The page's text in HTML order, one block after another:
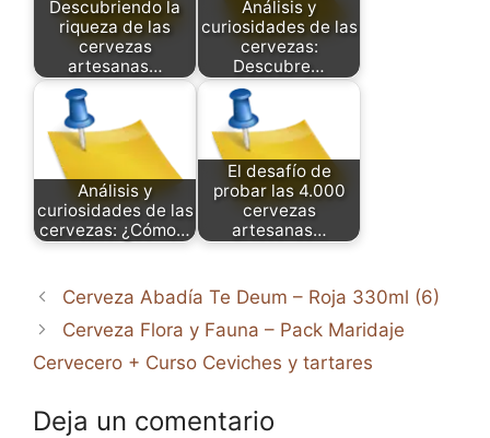
Descubriendo la
riqueza de las
cervezas
artesanas…
Análisis y
curiosidades de las
cervezas:
Descubre…
Análisis y
curiosidades de las
cervezas: ¿Cómo…
El desafío de
probar las 4.000
cervezas
artesanas…
Cerveza Abadía Te Deum – Roja 330ml (6)
Cerveza Flora y Fauna – Pack Maridaje
Cervecero + Curso Ceviches y tartares
Deja un comentario